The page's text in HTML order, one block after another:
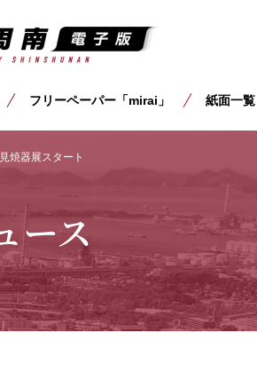
フリーペーパー「mirai」 紙面一覧
焼器展スタート
ース